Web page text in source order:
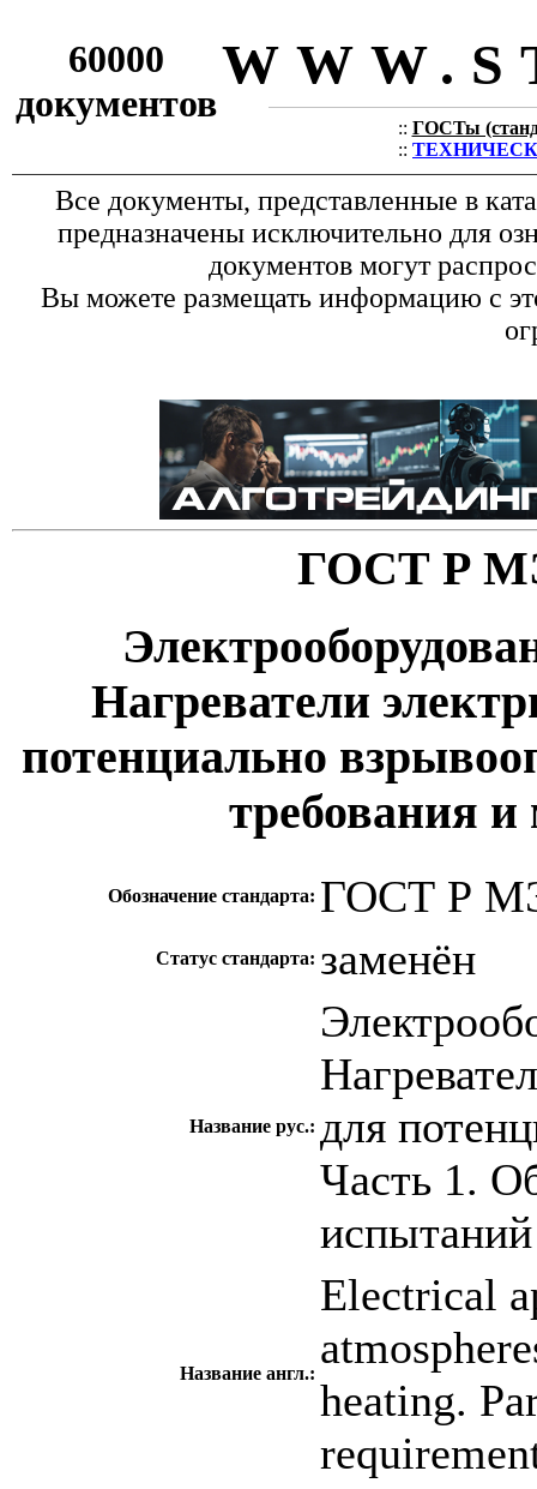
60000
документов
:: ГОСТы
::
Все документы, представленные в
предназначены исключительно для
документов могут
Вы можете размещать информацию с
ГОСТ Р
Нагреватели
потенциально
требования
Обозначение стандарта: ГОСТ Р
Статус стандарта: заменён
Название рус.: для
Часть 1.
испытаний
Название англ.:
Electrical
heating.